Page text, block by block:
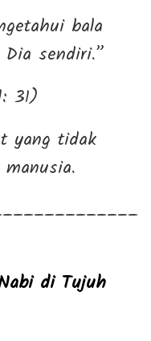
bala
sendiri.”
31)
yang tidak
di Tujuh